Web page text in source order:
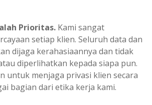
Prioritas. Kami sangat
setiap klien. Seluruh data dan
dijaga kerahasiaannya dan tidak
diperlihatkan kepada siapa pun.
untuk menjaga privasi klien secara
bagian dari etika kerja kami.